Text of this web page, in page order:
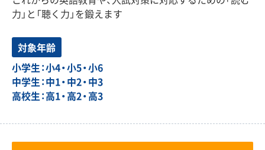
力」と「聴く力」を鍛えます
対象年齢
小学生：小4・小5・小6
中学生：中1・中2・中3
高校生：高1・高2・高3